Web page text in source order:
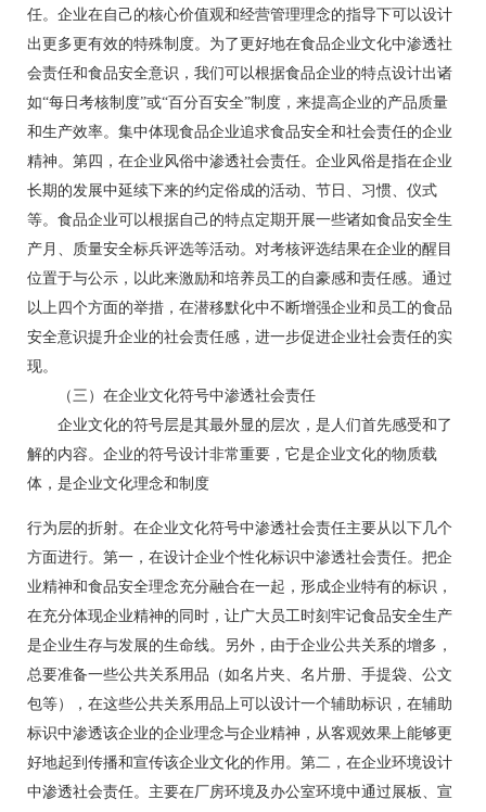
任。企业在自己的核心价值观和经营管理理念的指导下可以设计
出更多更有效的特殊制度。为了更好地在食品企业文化中渗透社
会责任和食品安全意识，我们可以根据食品企业的特点设计出诸
如“每日考核制度”或“百分百安全”制度，来提高企业的产品质量
和生产效率。集中体现食品企业追求食品安全和社会责任的企业
精神。第四，在企业风俗中渗透社会责任。企业风俗是指在企业
长期的发展中延续下来的约定俗成的活动、节日、习惯、仪式
等。食品企业可以根据自己的特点定期开展一些诸如食品安全生
产月、质量安全标兵评选等活动。对考核评选结果在企业的醒目
位置于与公示，以此来激励和培养员工的自豪感和责任感。通过
以上四个方面的举措，在潜移默化中不断增强企业和员工的食品
安全意识提升企业的社会责任感，进一步促进企业社会责任的实
现。
（三）在企业文化符号中渗透社会责任
企业文化的符号层是其最外显的层次，是人们首先感受和了
解的内容。企业的符号设计非常重要，它是企业文化的物质载
体，是企业文化理念和制度
行为层的折射。在企业文化符号中渗透社会责任主要从以下几个
方面进行。第一，在设计企业个性化标识中渗透社会责任。把企
业精神和食品安全理念充分融合在一起，形成企业特有的标识，
在充分体现企业精神的同时，让广大员工时刻牢记食品安全生产
是企业生存与发展的生命线。另外，由于企业公共关系的增多，
总要准备一些公共关系用品（如名片夹、名片册、手提袋、公文
包等），在这些公共关系用品上可以设计一个辅助标识，在辅助
标识中渗透该企业的企业理念与企业精神，从客观效果上能够更
好地起到传播和宣传该企业文化的作用。第二，在企业环境设计
中渗透社会责任。主要在厂房环境及办公室环境中通过展板、宣